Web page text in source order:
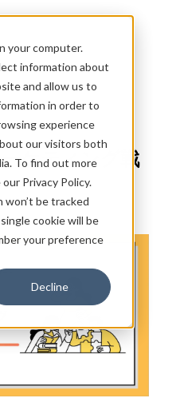
your computer.
information about
and allow us to
in order to
experience
our visitors both
To find out more
Privacy Policy.
won’t be tracked
cookie will be
your preference
Decline
ケティング戦